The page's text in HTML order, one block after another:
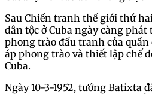
Sau Chiến tranh thế giới thứ
dân tộc ở Cuba ngày càng
phong trào đấu tranh của
áp phong trào và thiết lập chế
Cuba.
Ngày 10-3-1952, tướng Batixta